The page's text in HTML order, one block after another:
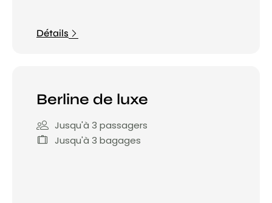
Détails
Berline de luxe
Jusqu'à 3 passagers
Jusqu'à 3 bagages